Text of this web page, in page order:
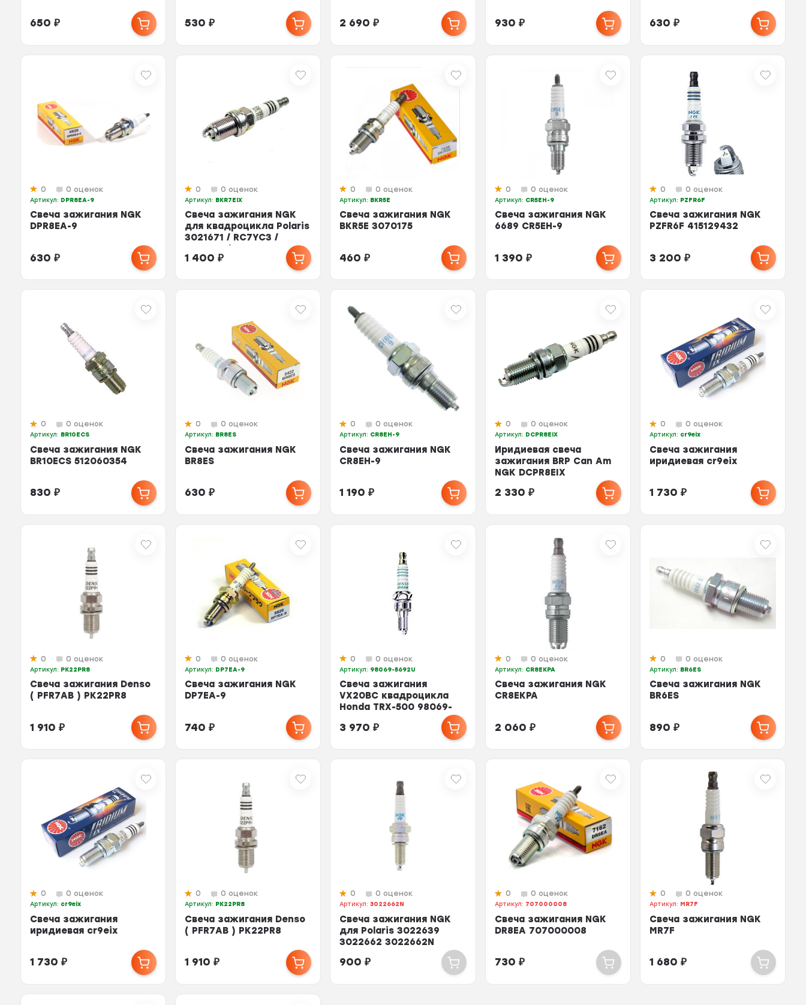
650₽ 530₽ 2 690₽ 930 ₽ 630 ₽
0 0 оценок
Артикул: DPR8EA-9
Свеча зажигания NGK
DPR8EA-9
630₽
0 0 оценок
Артикул: BKR7EIX
Свеча зажигания NGK
для квадроцикла Polaris
3021671 / RC7YC3 /
BKR7EIX / IFR7...
1 400₽
0 0 оценок
Артикул: BKR5E
Свеча зажигания NGK
BKR5E 3070175
460₽
0 0 оценок
Артикул: CR5EH-9
Свеча зажигания NGK
6689 CR5EH-9
1 390 ₽
0 0 оценок
Артикул: PZFR6F
Свеча зажигания NGK
PZFR6F 415129432
3 200 ₽
0 0 оценок
Артикул: BR10ECS
Свеча зажигания NGK
BR10ECS 512060354
830₽
0 0 оценок
Артикул: BR8ES
Свеча зажигания NGK
BR8ES
630₽
0 0 оценок
Артикул: CR8EH-9
Свеча зажигания NGK
CR8EH-9
1 190₽
0 0 оценок
Артикул: DCPR8EIX
Иридиевая свеча
зажигания BRP Can Am
NGK DCPR8EIX
2 330 ₽
0 0 оценок
Артикул: cr9eix
Свеча зажигания
иридиевая cr9eix
1 730 ₽
0 0 оценок
Артикул: PK22PR8
Свеча зажигания Denso
( PFR7AB ) PK22PR8
1 910₽
0 0 оценок
Артикул: DP7EA-9
Свеча зажигания NGK
DP7EA-9
740₽
0 0 оценок
Артикул: 98069-5692U
Свеча зажигания
VX20BC квадроцикла
Honda TRX-500 98069-
3 970₽
0 0 оценок
Артикул: CR8EKPA
Свеча зажигания NGK
CR8EKPA
2 060 ₽
0 0 оценок
Артикул: BR6ES
Свеча зажигания NGK
BR6ES
890 ₽
0 0 оценок
Артикул: cr9eix
Свеча зажигания
иридиевая cr9eix
1 730₽
0 0 оценок
Артикул: PK22PR8
Свеча зажигания Denso
( PFR7AB ) PK22PR8
1 910₽
0 0 оценок
Артикул:3022662N
Свеча зажигания NGK
для Polaris 3022639
3022662 3022662N
900₽
0 0 оценок
Артикул: 707000008
Свеча зажигания NGK
DR8EA 707000008
730 ₽
0 0 оценок
Артикул: MR7F
Свеча зажигания NGK
MR7F
1 680 ₽